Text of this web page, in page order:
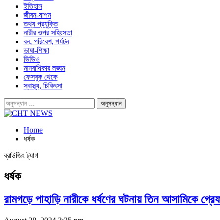
ইতিহাস
জীবন-যাপন
তথ্য প্রযুক্তি
নারীর ওপর সহিংসতা
বন, পরিবেশ, পর্যটন
ভাষা-শিক্ষা
ভিডিও
মানবাধিকার লঙ্ঘন
ফেসবুক থেকে
স্বাস্থ্য, চিকিৎসা
Home
ধর্ষক
ব্রাউজিং ট্যাগ
ধর্ষক
রামগড়ে পাহাড়ি নারীকে ধর্ষণের ঘটনায় তিন আসামিকে